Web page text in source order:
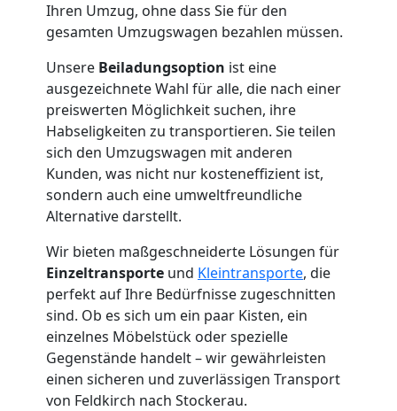
Ihren Umzug, ohne dass Sie für den
gesamten Umzugswagen bezahlen müssen.
Unsere Beiladungsoption ist eine
ausgezeichnete Wahl für alle, die nach einer
preiswerten Möglichkeit suchen, ihre
Habseligkeiten zu transportieren. Sie teilen
sich den Umzugswagen mit anderen
Kunden, was nicht nur kosteneffizient ist,
sondern auch eine umweltfreundliche
Alternative darstellt.
Wir bieten maßgeschneiderte Lösungen für
Einzeltransporte und Kleintransporte, die
perfekt auf Ihre Bedürfnisse zugeschnitten
sind. Ob es sich um ein paar Kisten, ein
einzelnes Möbelstück oder spezielle
Gegenstände handelt – wir gewährleisten
einen sicheren und zuverlässigen Transport
von Feldkirch nach Stockerau.